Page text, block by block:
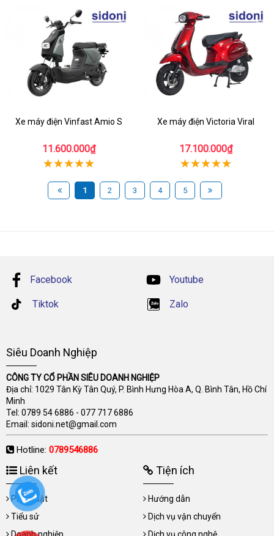
Xe máy điện Vinfast Amio S
11.600.000₫
Xe máy điện Victoria Viral
17.100.000₫
1 2 3 4 5
Facebook Youtube
Tiktok Zalo
Siêu Doanh Nghiệp
CÔNG TY CỔ PHẦN SIÊU DOANH NGHIỆP
Địa chỉ: 1029 Tân Kỳ Tân Quý, P. Bình Hưng Hòa A, Q. Bình Tân, Hồ Chí
Minh
Tel: 0789 54 6886 - 077 717 6886
Email: sidoni.net@gmail.com
Hotline: 0789546886
Liên kết
Pháp luật
Tiểu sử
Tiện ích
Hướng dẫn
Dịch vụ vận chuyển